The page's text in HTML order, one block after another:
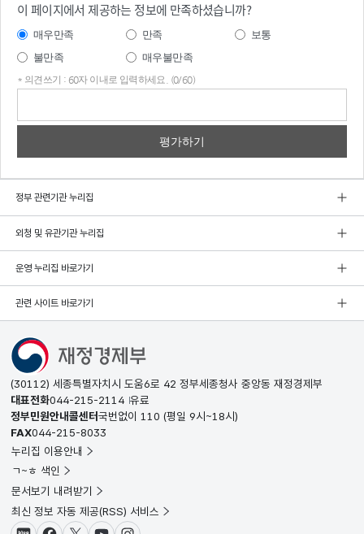
이 페이지에서 제공하는 정보에 만족하셨습니까?
매우만족 만족
보통
불만족
매우불만족
* 의견쓰기 : 60자 이내로 입력하세요. (0/60)
정부 관련기관 누리집
외청 및 유관기관 누리집
운영 누리집 바로가기
관련 사이트 바로가기
(30112) 세종특별자치시 도움6로 42 정부세종청사 중앙동 재정경제부
대표전화044-215-2114 유료
정부민원안내콜센터국번없이 110 (평일 9시~18시)
FAX044-215-8033
누리집 이용안내
ㄱ~ㅎ 색인
문서보기 내려받기
최신 정보 자동 제공(RSS) 서비스
블로그페이스북X(트위터)유튜브인스타그램